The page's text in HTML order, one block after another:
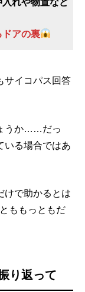
れや物置など
ドアの裏
サイコパス回答
うか……だっ
いる場合ではあ
けで助かるとは
ももっともだ
り返って